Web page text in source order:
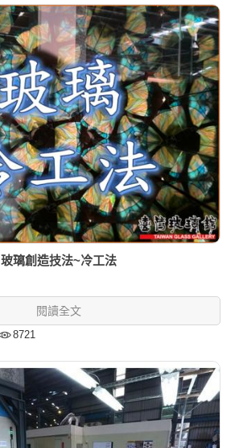
玻璃創造技法~冷工法
閱讀全文
8721